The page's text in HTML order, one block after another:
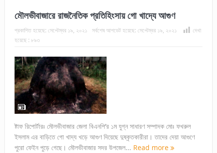
মৌলভীবাজারে রাজনৈতিক প্রতিহিংসায় গো খাদ্যে আগুণ
প্রকাশিত হয়েছে: সেপ্টেম্বর ১৯, ২০২১ সর্বশেষ আপডেট হয়েছে: সেপ্টেম্বর ১৯, ২০২১
দেখা
হয়েছে : ৮৯৩
ষ্টাফ রিপোর্টারঃ মৌলভীবাজার জেলা বিএনপি’র ১ম যুগ্ন সাধারণ সম্পাদক মোঃ ফখরুল
ইসলাম এর বাড়িতে গো খাদ্য খড়ে আগুণ দিয়েছে দুষ্কৃতকারীরা। তাদের দেয়া আগুণে
পুরো ফেইন পুড়ে গেছে। মৌলভীবাজার সদর উপজেল... Read more